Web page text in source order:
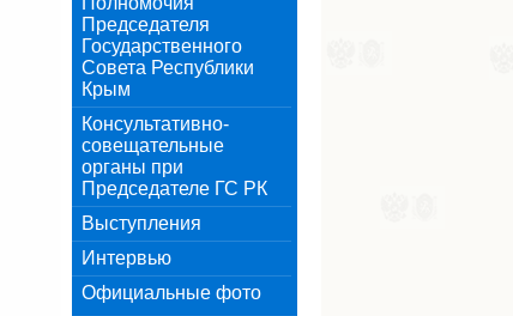
Председателя
Государственного
Совета Республики
Крым
Консультативно-
совещательные
органы при
Председателе ГС РК
Выступления
Интервью
Официальные фото